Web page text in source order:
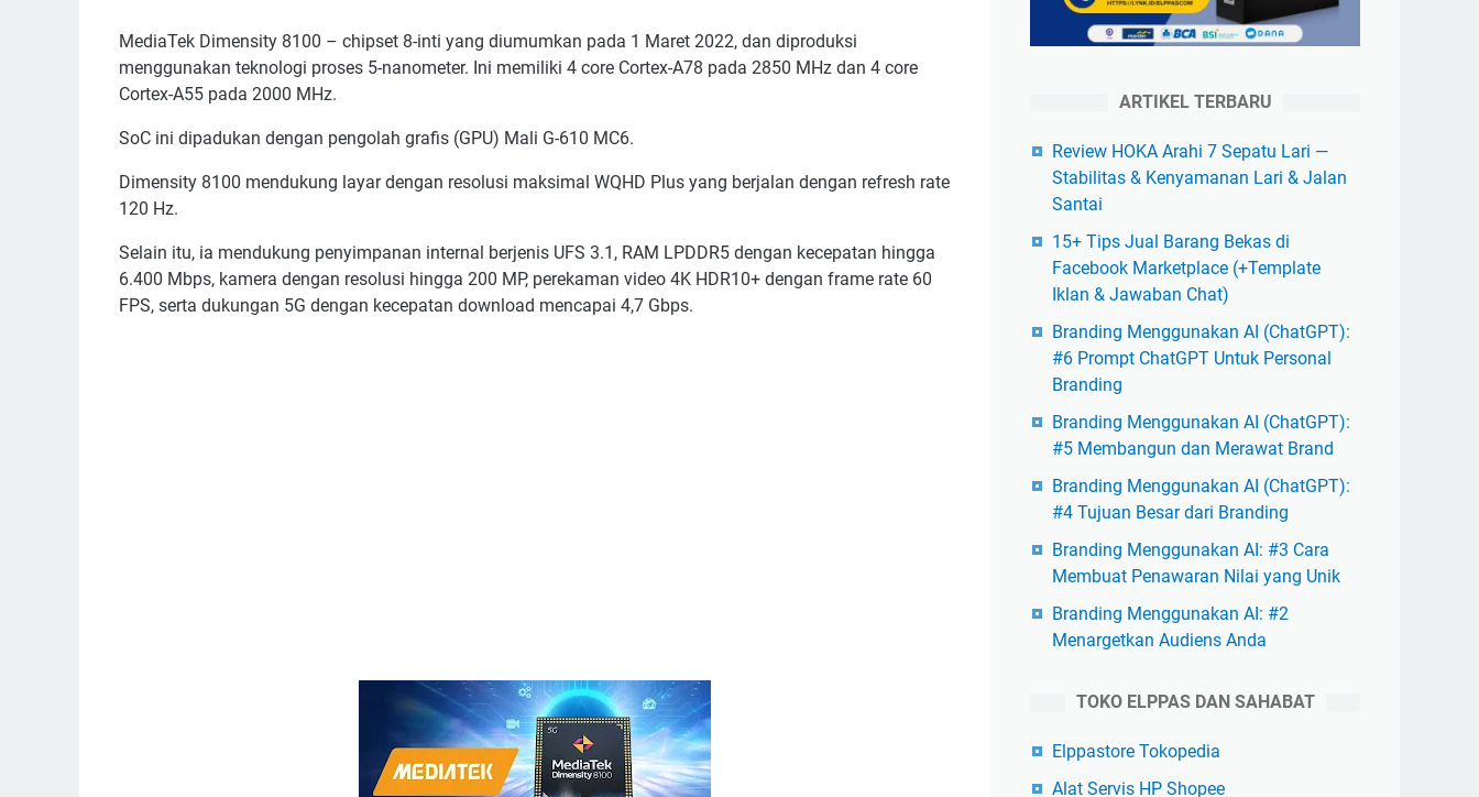
MediaTek Dimensity 8100 – chipset 8-inti yang diumumkan pada 1 Maret 2022, dan diproduksi
menggunakan teknologi proses 5-nanometer. Ini memiliki 4 core Cortex-A78 pada 2850 MHz dan 4 core
Cortex-A55 pada 2000 MHz.
SoC ini dipadukan dengan pengolah grafis (GPU) Mali G-610 MC6.
Dimensity 8100 mendukung layar dengan resolusi maksimal WQHD Plus yang berjalan dengan refresh rate
120 Hz.
Selain itu, ia mendukung penyimpanan internal berjenis UFS 3.1, RAM LPDDR5 dengan kecepatan hingga
6.400 Mbps, kamera dengan resolusi hingga 200 MP, perekaman video 4K HDR10+ dengan frame rate 60
FPS, serta dukungan 5G dengan kecepatan download mencapai 4,7 Gbps.
ARTIKEL TERBARU
Review HOKA Arahi 7 Sepatu Lari —
Stabilitas & Kenyamanan Lari & Jalan
Santai
15+ Tips Jual Barang Bekas di
Facebook Marketplace (+Template
Iklan & Jawaban Chat)
Branding Menggunakan AI (ChatGPT):
#6 Prompt ChatGPT Untuk Personal
Branding
Branding Menggunakan AI (ChatGPT):
#5 Membangun dan Merawat Brand
Branding Menggunakan AI (ChatGPT):
#4 Tujuan Besar dari Branding
Branding Menggunakan AI: #3 Cara
Membuat Penawaran Nilai yang Unik
Branding Menggunakan AI: #2
Menargetkan Audiens Anda
TOKO ELPPAS DAN SAHABAT
Elppastore Tokopedia
Alat Servis HP Shopee